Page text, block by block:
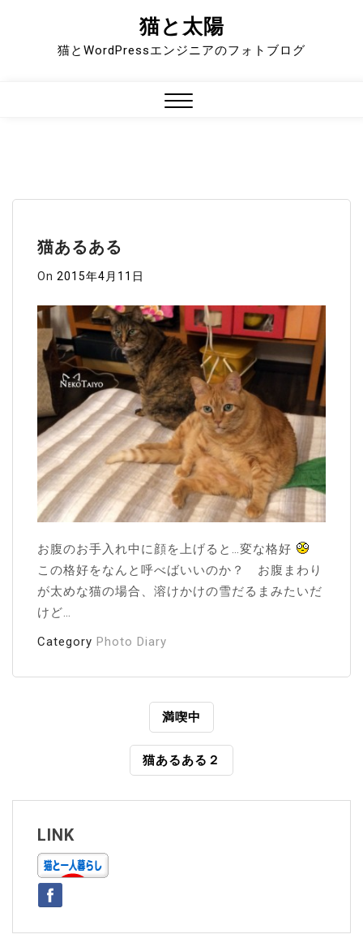
猫と太陽
猫とWordPressエンジニアのフォトブログ
猫あるある
On 2015年4月11日
お腹のお手入れ中に顔を上げると…変な格好
この格好をなんと呼べばいいのか？ お腹まわり
が太めな猫の場合、溶けかけの雪だるまみたいだ
けど…
Category Photo Diary
ビ
ゲ
ー
シ
ョ
満喫中
猫あるある２
LINK